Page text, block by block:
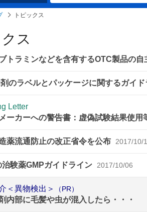
トピックス
ス
トラミンなどを含有するOTC製品の
のラベルとパッケージに関するガイ
Letter
ーカーへの警告書：虚偽試験結果使用
薬流通防止の改正省令を公布 2017/10/
験薬GMPガイドライン 2017/10/06
＜異物検出＞ （PR）
内部に毛髪や虫が混入したら・・・